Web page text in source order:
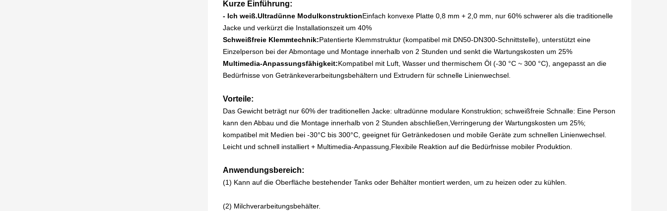
Kurze Einführung:
- Ich weiß.Ultradünne ModulkonstruktionEinfach konvexe Platte 0,8 mm + 2,0 mm, nur 60% schwerer als die traditionelle
Jacke und verkürzt die Installationszeit um 40%
Schweißfreie Klemmtechnik:Patentierte Klemmstruktur (kompatibel mit DN50-DN300-Schnittstelle), unterstützt eine
Einzelperson bei der Abmontage und Montage innerhalb von 2 Stunden und senkt die Wartungskosten um 25%
Multimedia-Anpassungsfähigkeit:Kompatibel mit Luft, Wasser und thermischem Öl (-30 °C ~ 300 °C), angepasst an die
Bedürfnisse von Getränkeverarbeitungsbehältern und Extrudern für schnelle Linienwechsel.
Vorteile:
Das Gewicht beträgt nur 60% der traditionellen Jacke: ultradünne modulare Konstruktion; schweißfreie Schnalle: Eine Person
kann den Abbau und die Montage innerhalb von 2 Stunden abschließen,Verringerung der Wartungskosten um 25%;
kompatibel mit Medien bei -30°C bis 300°C, geeignet für Getränkedosen und mobile Geräte zum schnellen Linienwechsel.
Leicht und schnell installiert + Multimedia-Anpassung,Flexibile Reaktion auf die Bedürfnisse mobiler Produktion.
Anwendungsbereich:
(1) Kann auf die Oberfläche bestehender Tanks oder Behälter montiert werden, um zu heizen oder zu kühlen.
(2) Milchverarbeitungsbehälter.